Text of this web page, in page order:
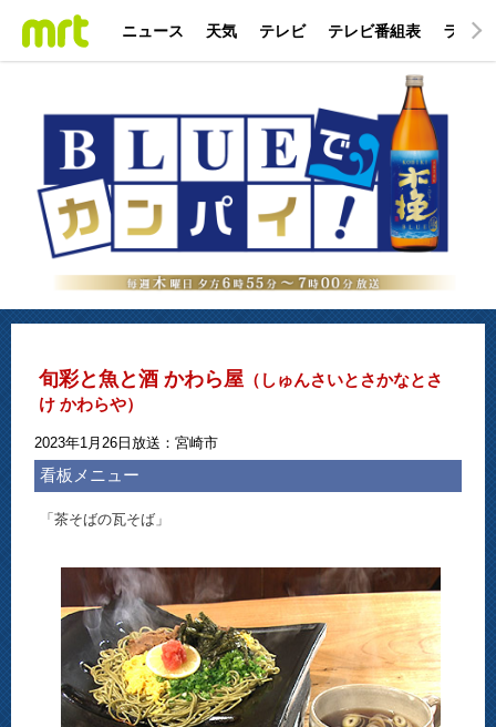
ニュース 天気 テレビ テレビ番組表 ラジオ
旬彩と魚と酒 かわら屋 （しゅんさいとさかなとさ
け かわらや）
2023年1月26日放送：宮崎市
看板メニュー
「茶そばの瓦そば」